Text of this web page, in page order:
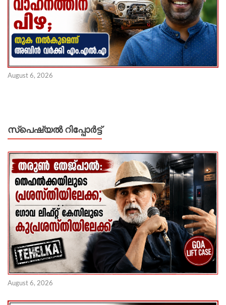
August 6, 2026
സ്പെഷ്യൽ റിപ്പോര്‍ട്ട്
August 6, 2026